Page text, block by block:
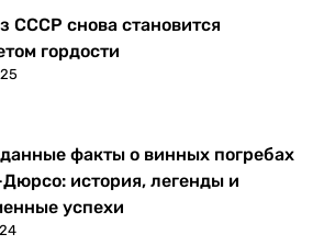
становится
гордости
факты о винных погребах
история, легенды и
успехи